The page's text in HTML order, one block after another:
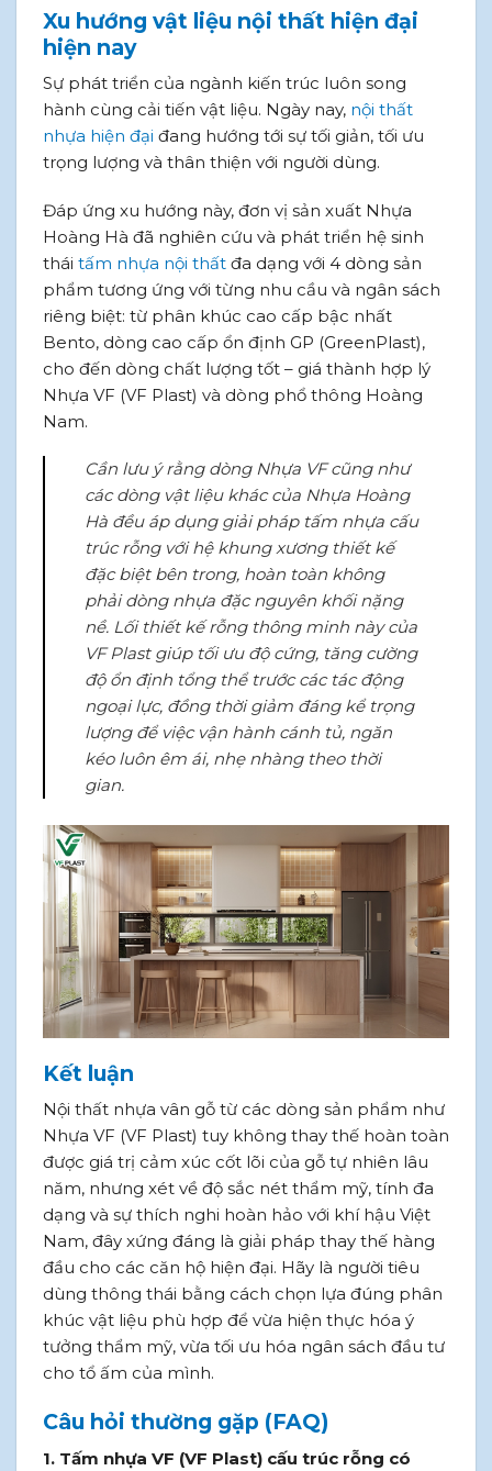
Xu hướng vật liệu nội thất hiện đại
hiện nay
Sự phát triển của ngành kiến trúc luôn song
hành cùng cải tiến vật liệu. Ngày nay, nội thất
nhựa hiện đại đang hướng tới sự tối giản, tối ưu
trọng lượng và thân thiện với người dùng.
Đáp ứng xu hướng này, đơn vị sản xuất Nhựa
Hoàng Hà đã nghiên cứu và phát triển hệ sinh
thái tấm nhựa nội thất đa dạng với 4 dòng sản
phẩm tương ứng với từng nhu cầu và ngân sách
riêng biệt: từ phân khúc cao cấp bậc nhất
Bento, dòng cao cấp ổn định GP (GreenPlast),
cho đến dòng chất lượng tốt – giá thành hợp lý
Nhựa VF (VF Plast) và dòng phổ thông Hoàng
Nam.
Cần lưu ý rằng dòng Nhựa VF cũng như
các dòng vật liệu khác của Nhựa Hoàng
Hà đều áp dụng giải pháp tấm nhựa cấu
trúc rỗng với hệ khung xương thiết kế
đặc biệt bên trong, hoàn toàn không
phải dòng nhựa đặc nguyên khối nặng
nề. Lối thiết kế rỗng thông minh này của
VF Plast giúp tối ưu độ cứng, tăng cường
độ ổn định tổng thể trước các tác động
ngoại lực, đồng thời giảm đáng kể trọng
lượng để việc vận hành cánh tủ, ngăn
kéo luôn êm ái, nhẹ nhàng theo thời
gian.
Kết luận
Nội thất nhựa vân gỗ từ các dòng sản phẩm như
Nhựa VF (VF Plast) tuy không thay thế hoàn toàn
được giá trị cảm xúc cốt lõi của gỗ tự nhiên lâu
năm, nhưng xét về độ sắc nét thẩm mỹ, tính đa
dạng và sự thích nghi hoàn hảo với khí hậu Việt
Nam, đây xứng đáng là giải pháp thay thế hàng
đầu cho các căn hộ hiện đại. Hãy là người tiêu
dùng thông thái bằng cách chọn lựa đúng phân
khúc vật liệu phù hợp để vừa hiện thực hóa ý
tưởng thẩm mỹ, vừa tối ưu hóa ngân sách đầu tư
cho tổ ấm của mình.
Câu hỏi thường gặp (FAQ)
1. Tấm nhựa VF (VF Plast) cấu trúc rỗng có